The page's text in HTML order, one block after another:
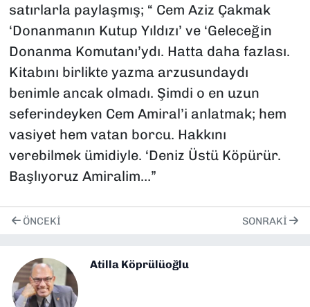
satırlarla paylaşmış; “ Cem Aziz Çakmak
‘Donanmanın Kutup Yıldızı’ ve ‘Geleceğin
Donanma Komutanı’ydı. Hatta daha fazlası.
Kitabını birlikte yazma arzusundaydı
benimle ancak olmadı. Şimdi o en uzun
seferindeyken Cem Amiral’i anlatmak; hem
vasiyet hem vatan borcu. Hakkını
verebilmek ümidiyle. ‘Deniz Üstü Köpürür.
Başlıyoruz Amiralim…”
ÖNCEKI SONRAKI
Atilla Köprülüoğlu